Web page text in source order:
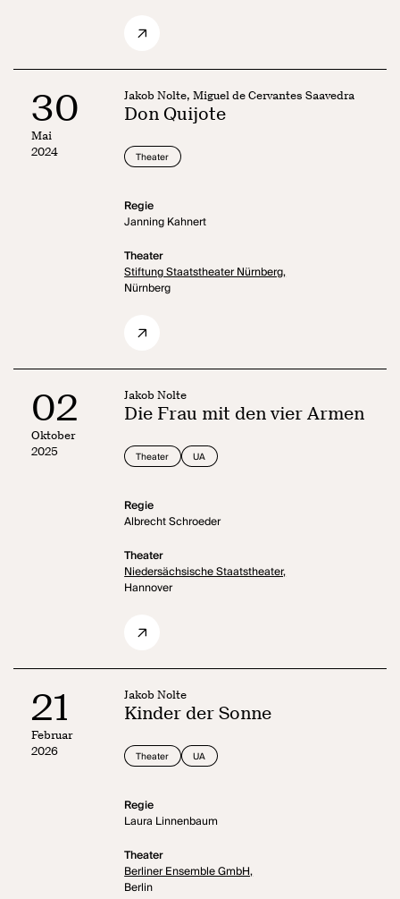
30
Mai
2024
Jakob Nolte, Miguel de Cervantes Saavedra
Don Quijote
Theater
Regie
Janning Kahnert
Theater
Stiftung Staatstheater Nürnberg,
Nürnberg
02
Oktober
2025
Jakob Nolte
Die Frau mit den vier Armen
Theater UA
Regie
Albrecht Schroeder
Theater
Niedersächsische Staatstheater,
Hannover
21
Februar
2026
Jakob Nolte
Kinder der Sonne
Theater UA
Regie
Laura Linnenbaum
Theater
Berliner Ensemble GmbH,
Berlin